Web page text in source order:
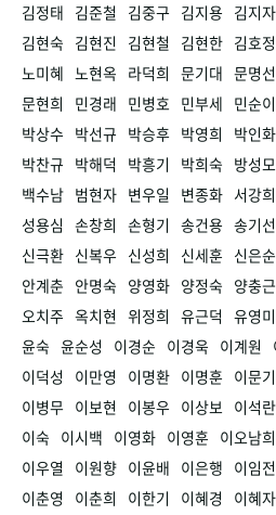
김정태 김준철 김중구 김지용 김지자
김현숙 김현진 김현철 김현한 김호정
노미혜 노현옥 라덕희 문기대 문명선
문현희
민경래 민병호 민부세 민순이
박상수 박선규 박승후 박영희 박인화
박찬규 박해덕 박흥기 박희숙 방성모
백수남 범현자 변우일 변종화 서강희
성용심 손창희 손형기 송건용 송기선
신극환 신복우 신성희 신세훈 신은순
안계춘 안명숙 양영화 양정숙 양충근
오치주 옥치현 위정희 유근덕 유영미
윤숙 윤순성 이경순 이경욱 이계원
이덕성
이만영 이명환 이명훈 이문기
이병무 이보현 이봉우 이상보 이석란
이숙 이시백 이영화 이영훈 이오남희
이우열
이원향 이윤배 이은행 이임전
이춘영
이춘희 이한기 이혜경 이혜자